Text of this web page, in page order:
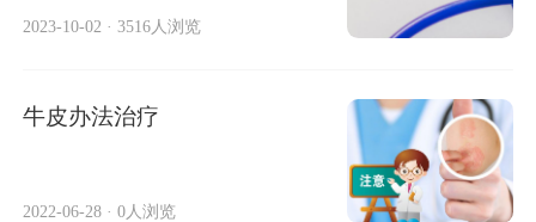
2023-10-02 · 3516人浏览
牛皮办法治疗
2022-06-28 · 0人浏览